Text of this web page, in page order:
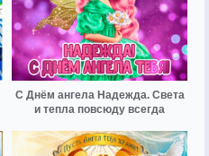
С Днём ангела Надежда. Света
и тепла повсюду всегда